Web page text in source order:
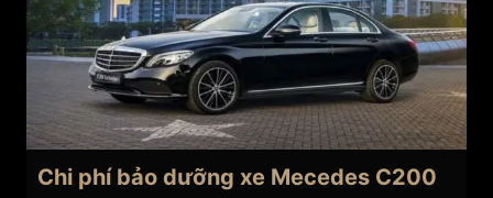
Chi phí bảo dưỡng xe Mecedes C200